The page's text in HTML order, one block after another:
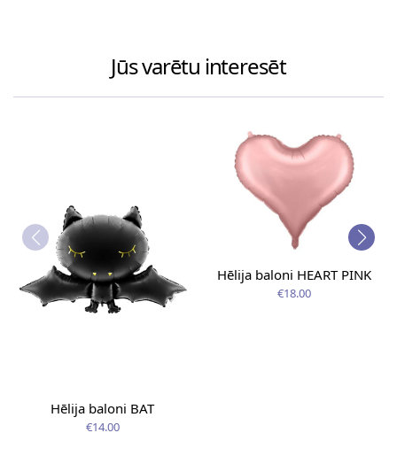
Jūs varētu interesēt
Hēlija baloni BAT
€14.00
Hēlija baloni HEART PINK
€18.00